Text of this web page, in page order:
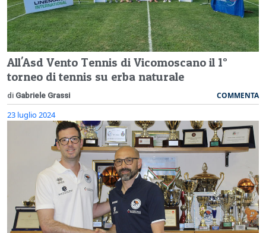
All'Asd Vento Tennis di Vicomoscano il 1°
torneo di tennis su erba naturale
di Gabriele Grassi COMMENTA
23 luglio 2024